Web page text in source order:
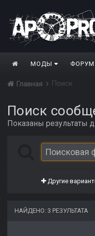
МОДЫ ФОРУМ
Главная Поиск
Поиск
Показаны результаты
Другие
НАЙДЕНО: 3 РЕЗУЛЬТАТА